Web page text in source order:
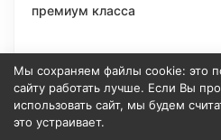
премиум класса
от 2 250₽
В наличии
Мы сохраняем файлы cookie: это
сайту работать лучше. Если Вы
использовать сайт, мы будем
это устраивает.